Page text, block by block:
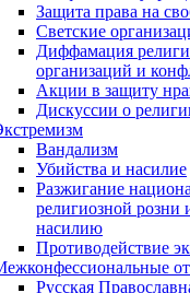
Защита права на
Светские
Диффамация
организаций и
Акции в защиту
Дискуссии о
Вандализм
Убийства и насилие
Разжигание
религиозной розни
насилию
Противодействие
Русская